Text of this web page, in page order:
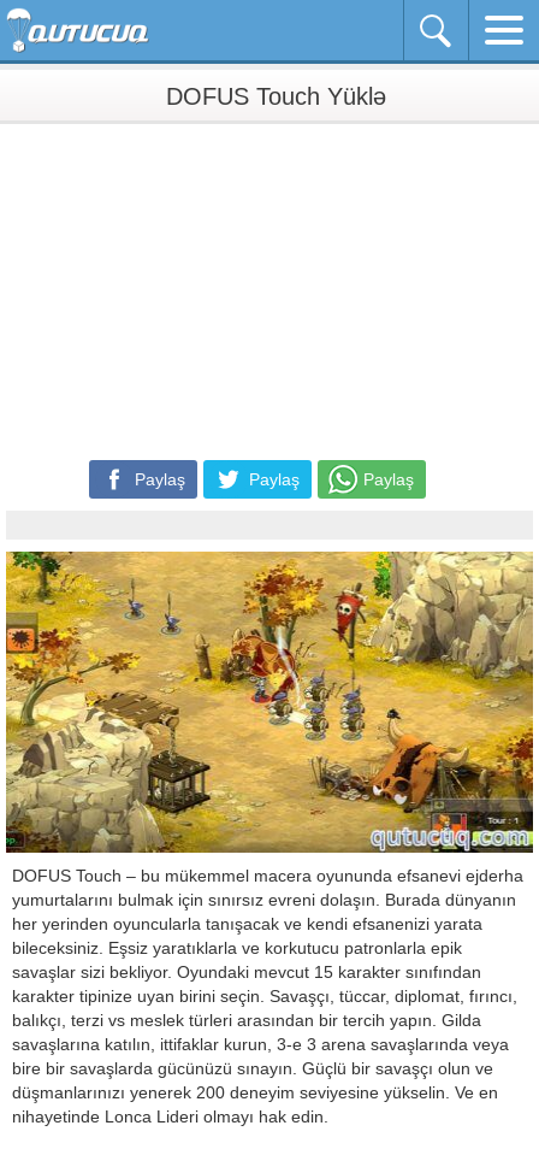
DOFUS Touch Yüklə
Paylaş Paylaş Paylaş
DOFUS Touch – bu mükemmel macera oyununda efsanevi ejderha
yumurtalarını bulmak için sınırsız evreni dolaşın. Burada dünyanın
her yerinden oyuncularla tanışacak ve kendi efsanenizi yarata
bileceksiniz. Eşsiz yaratıklarla ve korkutucu patronlarla epik
savaşlar sizi bekliyor. Oyundaki mevcut 15 karakter sınıfından
karakter tipinize uyan birini seçin. Savaşçı, tüccar, diplomat, fırıncı,
balıkçı, terzi vs meslek türleri arasından bir tercih yapın. Gilda
savaşlarına katılın, ittifaklar kurun, 3-e 3 arena savaşlarında veya
bire bir savaşlarda gücünüzü sınayın. Güçlü bir savaşçı olun ve
düşmanlarınızı yenerek 200 deneyim seviyesine yükselin. Ve en
nihayetinde Lonca Lideri olmayı hak edin.